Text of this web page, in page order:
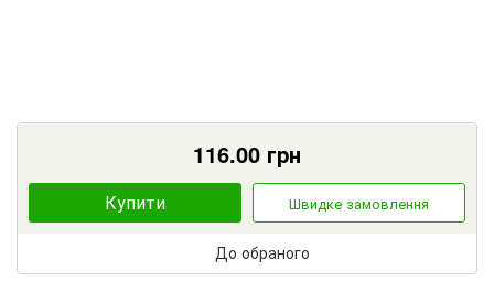
116.00 грн
Купити Швидке замовлення
До обраного